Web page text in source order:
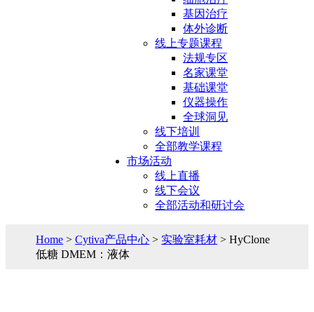
基因治疗
体外诊断
线上专题课程
法规专区
名家课堂
基础课堂
仪器操作
全球洞见
线下培训
全部教学课程
市场活动
线上直播
线下会议
全部活动和研讨会
Home >Cytiva产品中心 > 实验室耗材 > HyClone
低糖 DMEM：液体